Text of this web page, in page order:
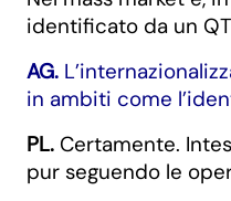
identificato da un
AG.
in ambiti come
PL. Certamente.
pur seguendo le